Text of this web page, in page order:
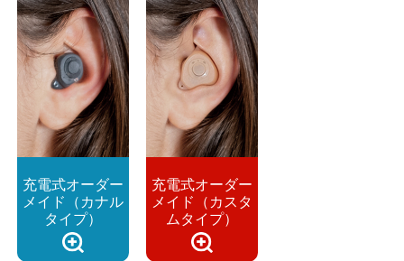
充電式オーダー
メイド（カナル
タイプ）
充電式オーダー
メイド（カスタ
ムタイプ）